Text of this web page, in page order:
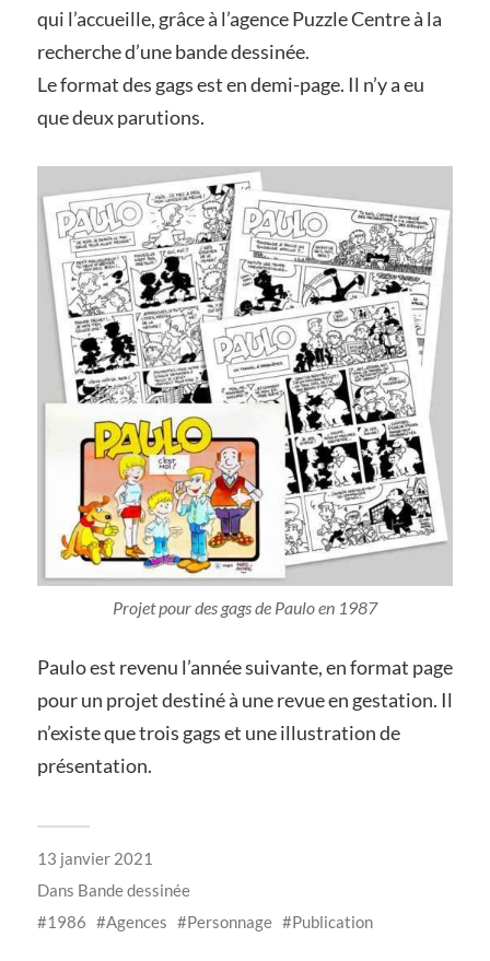
qui l’accueille, grâce à l’agence Puzzle Centre à la
recherche d’une bande dessinée.
Le format des gags est en demi-page. Il n’y a eu
que deux parutions.
Projet pour des gags de Paulo en 1987
Paulo est revenu l’année suivante, en format page
pour un projet destiné à une revue en gestation. Il
n’existe que trois gags et une illustration de
présentation.
13 janvier 2021
Dans Bande dessinée
1986
Agences Personnage Publication